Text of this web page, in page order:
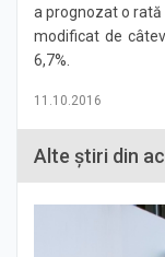
a prognozat o rată
modificat de
6,7%.
11.10.2016
Alte știri din